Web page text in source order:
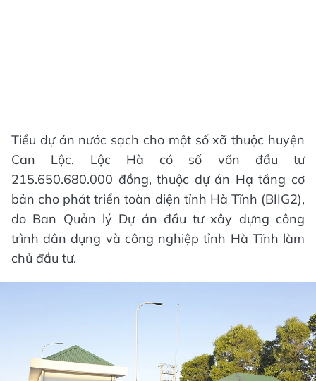
Tiểu dự án nước sạch cho một số xã thuộc huyện
Can Lộc, Lộc Hà có số vốn đầu tư
215.650.680.000 đồng, thuộc dự án Hạ tầng cơ
bản cho phát triển toàn diện tỉnh Hà Tĩnh (BIIG2),
do Ban Quản lý Dự án đầu tư xây dựng công
trình dân dụng và công nghiệp tỉnh Hà Tĩnh làm
chủ đầu tư.